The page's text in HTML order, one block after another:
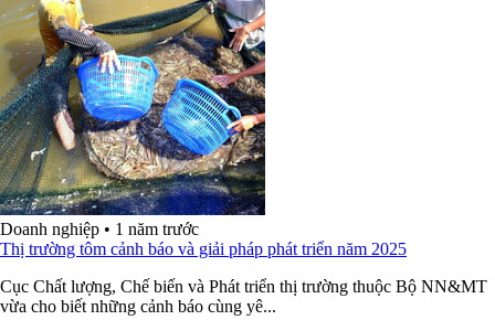
Doanh nghiệp • 1 năm trước
Thị trường tôm cảnh báo và giải pháp phát triển năm 2025
Cục Chất lượng, Chế biến và Phát triển thị trường thuộc Bộ NN&MT
vừa cho biết những cảnh báo cùng yê...